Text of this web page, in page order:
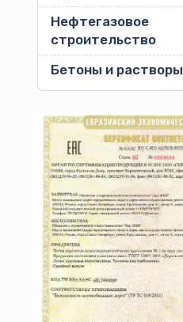
Нефтегазовое
строительство
Бетоны и растворы